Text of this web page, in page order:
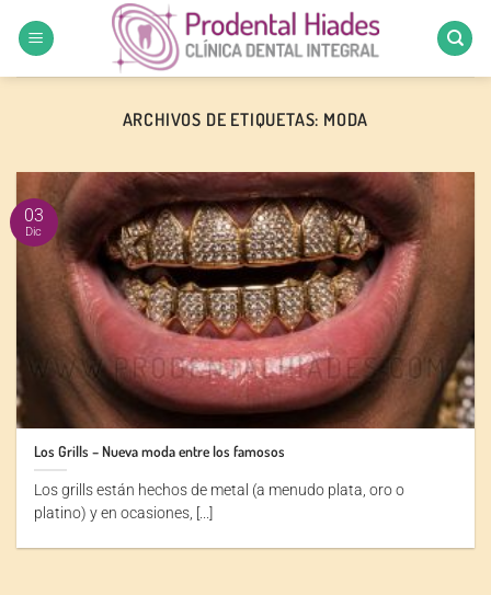
ARCHIVOS DE ETIQUETAS: MODA
Los Grills – Nueva moda entre los famosos
Los grills están hechos de metal (a menudo plata, oro o
platino) y en ocasiones, [...]
03
Dic